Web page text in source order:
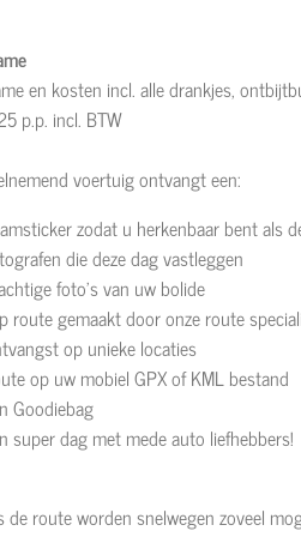
en kosten incl. alle drankjes,
p.p. incl. BTW
voertuig ontvangt een:
zodat u herkenbaar bent als
die deze dag vastleggen
foto’s van uw bolide
route gemaakt door onze route
op unieke locaties
op uw mobiel GPX of KML bestand
Goodiebag
super dag met mede auto liefhebbers!
de route worden snelwegen zoveel